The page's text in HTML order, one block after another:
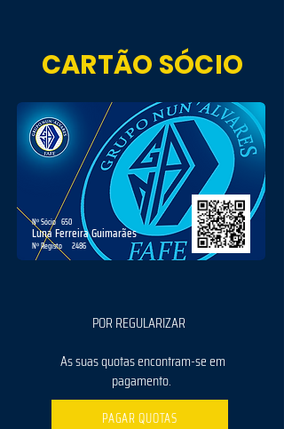
CARTÃO SÓCIO
650
Nº Sócio
Luna Ferreira Guimarães
2486
Nº Registo
POR REGULARIZAR
As suas quotas encontram-se em
pagamento.
PAGAR QUOTAS